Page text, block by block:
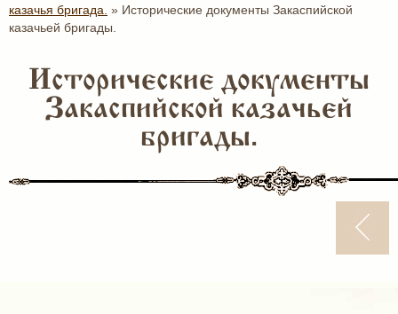
казачья бригада. » Исторические документы Закаспийской
казачьей бригады.
Исторические документы
Закаспийской казачьей
бригады.